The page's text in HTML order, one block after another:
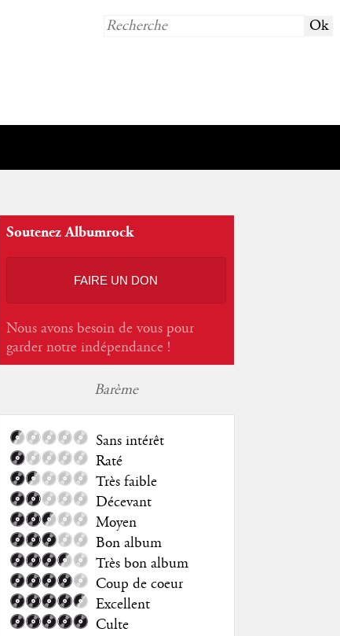
Soutenez Albumrock
FAIRE UN DON
Nous avons besoin de vous pour
garder notre indépendance !
Barème
Sans intérêt
Raté
Très faible
Décevant
Moyen
Bon album
Très bon album
Coup de coeur
Excellent
Culte